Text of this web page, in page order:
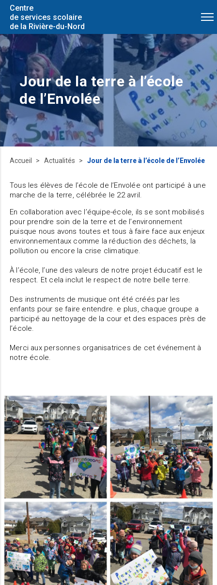
Centre
de services scolaire
de la Rivière-du-Nord
Jour de la terre à l’école
de l’Envolée
Accueil Actualités Jour de la terre à l’école de l’Envolée
Tous les élèves de l’école de l’Envolée ont participé à une
marche de la terre, célébrée le 22 avril.
En collaboration avec l’équipe-école, ils se sont mobilisés
pour prendre soin de la terre et de l’environnement
puisque nous avons toutes et tous à faire face aux enjeux
environnementaux comme la réduction des déchets, la
pollution ou encore la crise climatique.
À l’école, l’une des valeurs de notre projet éducatif est le
respect. Et cela inclut le respect de notre belle terre.
Des instruments de musique ont été créés par les
enfants pour se faire entendre. e plus, chaque groupe a
participé au nettoyage de la cour et des espaces près de
l’école.
Merci aux personnes organisatrices de cet événement à
notre école.